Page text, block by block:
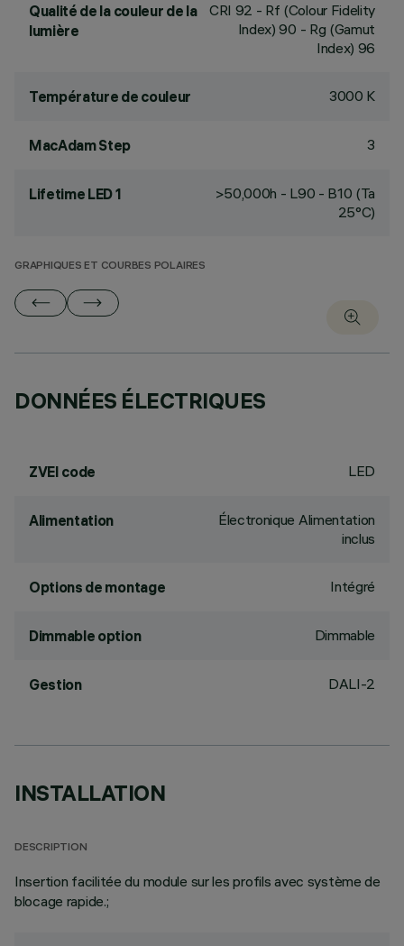
Qualité de la couleur de la
lumière
CRI 92 - Rf (Colour Fidelity
Index) 90 - Rg (Gamut
Index) 96
Température de couleur 3000 K
MacAdam Step 3
Lifetime LED 1
>50,000h - L90 - B10 (Ta
25°C)
GRAPHIQUES ET COURBES POLAIRES
DONNÉES ÉLECTRIQUES
ZVEI code LED
Alimentation
Électronique Alimentation
inclus
Options de montage Intégré
Dimmable option Dimmable
Gestion DALI-2
INSTALLATION
DESCRIPTION
Insertion facilitée du module sur les profils avec système de
blocage rapide.;